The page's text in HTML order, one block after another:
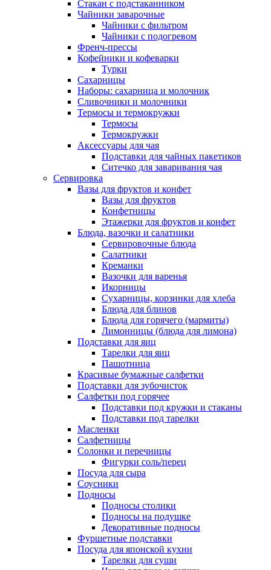
Стакан с подстаканником
Чайники заварочные
Чайники с фильтром
Чайники с подогревом
Френч-прессы
Кофейники и кофеварки
Турки
Сахарницы
Наборы: сахарница и молочник
Сливочники и молочники
Термосы и термокружки
Термосы
Термокружки
Аксессуары для чая
Подставки для чайных пакетиков
Ситечко для заваривания чая
Сервировка
Вазы для фруктов и конфет
Вазы для фруктов
Конфетницы
Этажерки для фруктов и конфет
Блюда, вазочки и салатники
Сервировочные блюда
Салатники
Креманки
Вазочки для варенья
Икорницы
Сухарницы, корзинки для хлеба
Блюда для блинов
Блюда для горячего (мармиты)
Лимонницы (блюда для лимона)
Подставки для яиц
Тарелки для яиц
Пашотница
Красивые бумажные салфетки
Подставки для зубочисток
Салфетки под горячее
Подставки под кружки и стаканы
Подставки под тарелки
Масленки
Салфетницы
Солонки и перечницы
Фигурки соль/перец
Посуда для сыра
Соусники
Подносы
Подносы столики
Подносы на подушке
Декоративные подносы
Фуршетные подставки
Посуда для японской кухни
Тарелки для суши